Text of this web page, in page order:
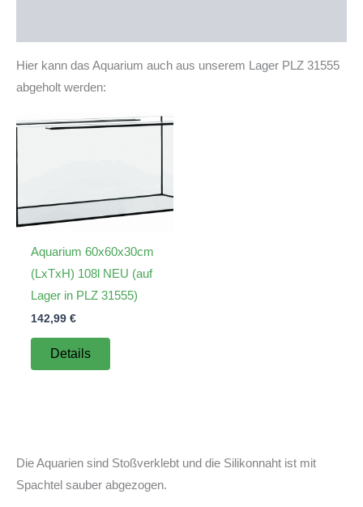
Hier kann das Aquarium auch aus unserem Lager PLZ 31555
abgeholt werden:
Aquarium 60x60x30cm
(LxTxH) 108l NEU (auf
Lager in PLZ 31555)
142,99 €
Details
Die Aquarien sind Stoßverklebt und die Silikonnaht ist mit
Spachtel sauber abgezogen.